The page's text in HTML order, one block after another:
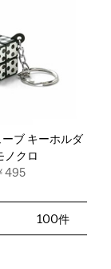
ブ キーホルダ
ノクロ
495
100件